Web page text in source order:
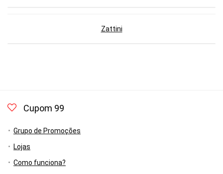
Zattini
Cupom 99
Grupo de Promoções
Lojas
Como funciona?